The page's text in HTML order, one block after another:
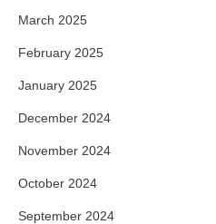
March 2025
February 2025
January 2025
December 2024
November 2024
October 2024
September 2024